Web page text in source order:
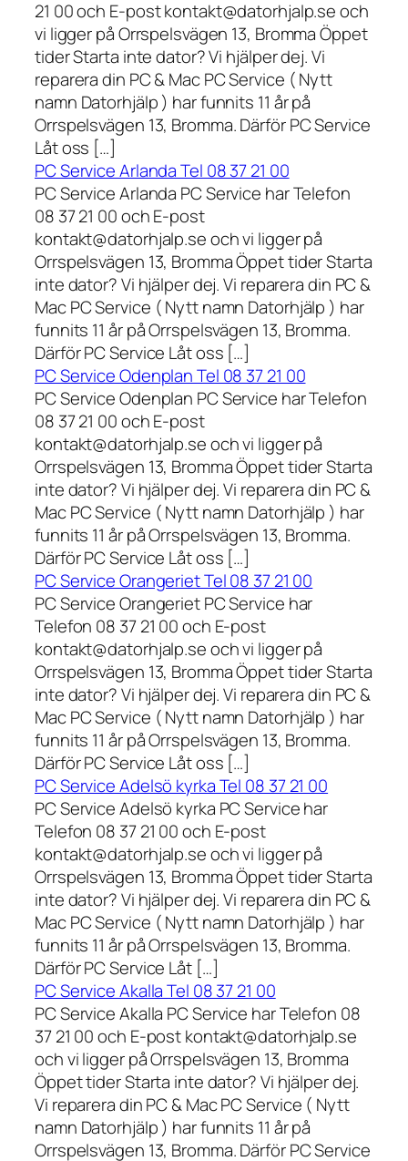
21 00 och E-post kontakt@datorhjalp.se och
vi ligger på Orrspelsvägen 13, Bromma Öppet
tider Starta inte dator? Vi hjälper dej. Vi
reparera din PC & Mac PC Service ( Nytt
namn Datorhjälp ) har funnits 11 år på
Orrspelsvägen 13, Bromma. Därför PC Service
Låt oss […]
PC Service Arlanda Tel 08 37 21 00
PC Service Arlanda PC Service har Telefon
08 37 21 00 och E-post
kontakt@datorhjalp.se och vi ligger på
Orrspelsvägen 13, Bromma Öppet tider Starta
inte dator? Vi hjälper dej. Vi reparera din PC &
Mac PC Service ( Nytt namn Datorhjälp ) har
funnits 11 år på Orrspelsvägen 13, Bromma.
Därför PC Service Låt oss […]
PC Service Odenplan Tel 08 37 21 00
PC Service Odenplan PC Service har Telefon
08 37 21 00 och E-post
kontakt@datorhjalp.se och vi ligger på
Orrspelsvägen 13, Bromma Öppet tider Starta
inte dator? Vi hjälper dej. Vi reparera din PC &
Mac PC Service ( Nytt namn Datorhjälp ) har
funnits 11 år på Orrspelsvägen 13, Bromma.
Därför PC Service Låt oss […]
PC Service Orangeriet Tel 08 37 21 00
PC Service Orangeriet PC Service har
Telefon 08 37 21 00 och E-post
kontakt@datorhjalp.se och vi ligger på
Orrspelsvägen 13, Bromma Öppet tider Starta
inte dator? Vi hjälper dej. Vi reparera din PC &
Mac PC Service ( Nytt namn Datorhjälp ) har
funnits 11 år på Orrspelsvägen 13, Bromma.
Därför PC Service Låt oss […]
PC Service Adelsö kyrka Tel 08 37 21 00
PC Service Adelsö kyrka PC Service har
Telefon 08 37 21 00 och E-post
kontakt@datorhjalp.se och vi ligger på
Orrspelsvägen 13, Bromma Öppet tider Starta
inte dator? Vi hjälper dej. Vi reparera din PC &
Mac PC Service ( Nytt namn Datorhjälp ) har
funnits 11 år på Orrspelsvägen 13, Bromma.
Därför PC Service Låt […]
PC Service Akalla Tel 08 37 21 00
PC Service Akalla PC Service har Telefon 08
37 21 00 och E-post kontakt@datorhjalp.se
och vi ligger på Orrspelsvägen 13, Bromma
Öppet tider Starta inte dator? Vi hjälper dej.
Vi reparera din PC & Mac PC Service ( Nytt
namn Datorhjälp ) har funnits 11 år på
Orrspelsvägen 13, Bromma. Därför PC Service